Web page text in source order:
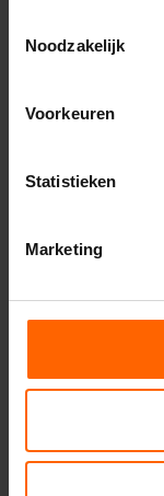
Noodzakelijk
Voorkeuren
Statistieken
Marketing